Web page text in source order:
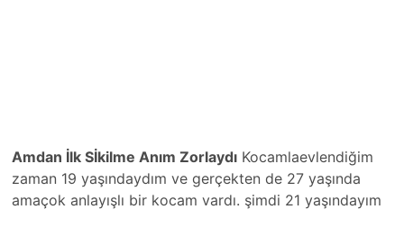
Amdan İlk Sİkilme Anım Zorlaydı Kocamlaevlendiğim
zaman 19 yaşındaydım ve gerçekten de 27 yaşında
amaçok anlayışlı bir kocam vardı. şimdi 21 yaşındayım